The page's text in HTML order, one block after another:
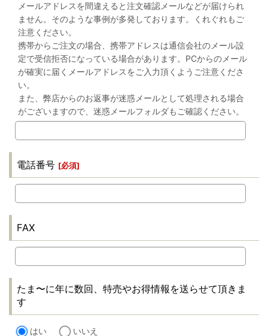
メールアドレスを間違えると注文確認メールなどが届けられ
ません。そのような事例が多発しております。くれぐれもご
注意ください。
携帯からご注文の場合、携帯アドレスは通信会社のメール設
定で受信拒否になっている場合があります。PCからのメール
が確実に届くメールアドレスをご入力頂くようご注意くださ
い。
また、弊店からのお返事が迷惑メールとして処理される場合
がございますので、迷惑メールフォルダもご確認ください。
電話番号 [必須]
FAX
たま〜に年に数回、特売やお得情報を送らせて頂きま
す
はい いいえ